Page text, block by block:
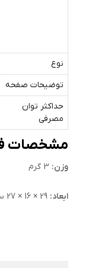
نوع
توضیحات صفحه
حداکثر توان
مصرفی
مشخصات
وزن:
ابعاد: